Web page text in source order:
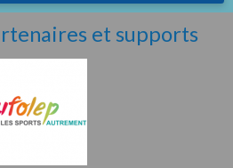
et supports